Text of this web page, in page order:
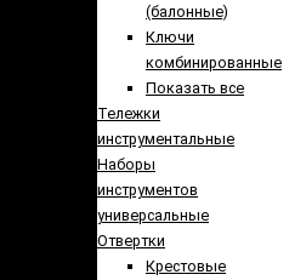
(балонные)
Ключи
комбинированные
Показать все
Тележки
инструментальные
Наборы
инструментов
универсальные
Отвертки
Крестовые